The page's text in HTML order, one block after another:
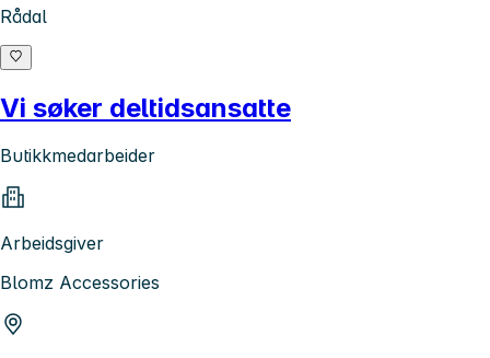
Rådal
Vi søker deltidsansatte
Butikkmedarbeider
Arbeidsgiver
Blomz Accessories